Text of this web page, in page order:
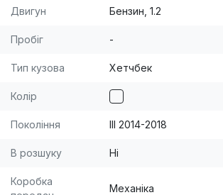
Двигун Бензин, 1.2
Пробіг -
Тип кузова Хетчбек
Колір
Покоління III 2014-2018
В розшуку Ні
Коробка
Механіка